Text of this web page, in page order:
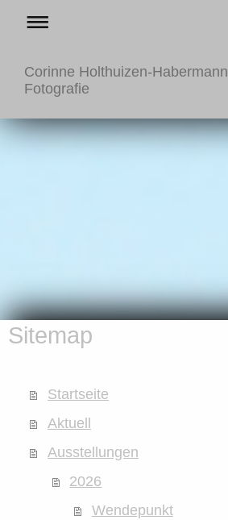
Corinne Holthuizen-Habermann
Fotografie
Sitemap
Startseite
Aktuell
Ausstellungen
2026
Wendepunkt